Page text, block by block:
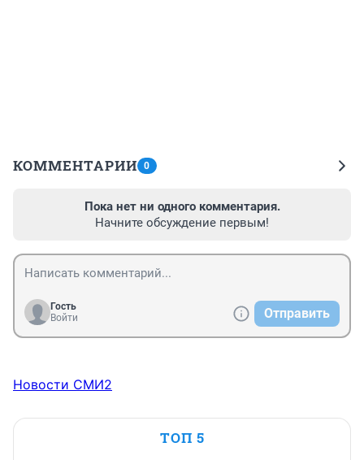
КОММЕНТАРИИ 0
Пока нет ни одного комментария.
Начните обсуждение первым!
Гость
Войти
Отправить
Новости СМИ2
ТОП 5